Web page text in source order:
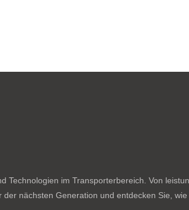
im Transporterbereich. Von
nächsten Generation und entdecken Sie,